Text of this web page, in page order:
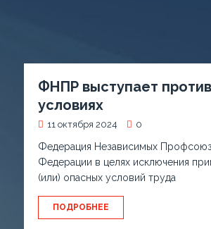
ФНПР выступает
условиях
11 октября 2024 0
Федерация Независимых
Федерации в целях исключения
(или) опасных условий труда
ПОДРОБНЕЕ